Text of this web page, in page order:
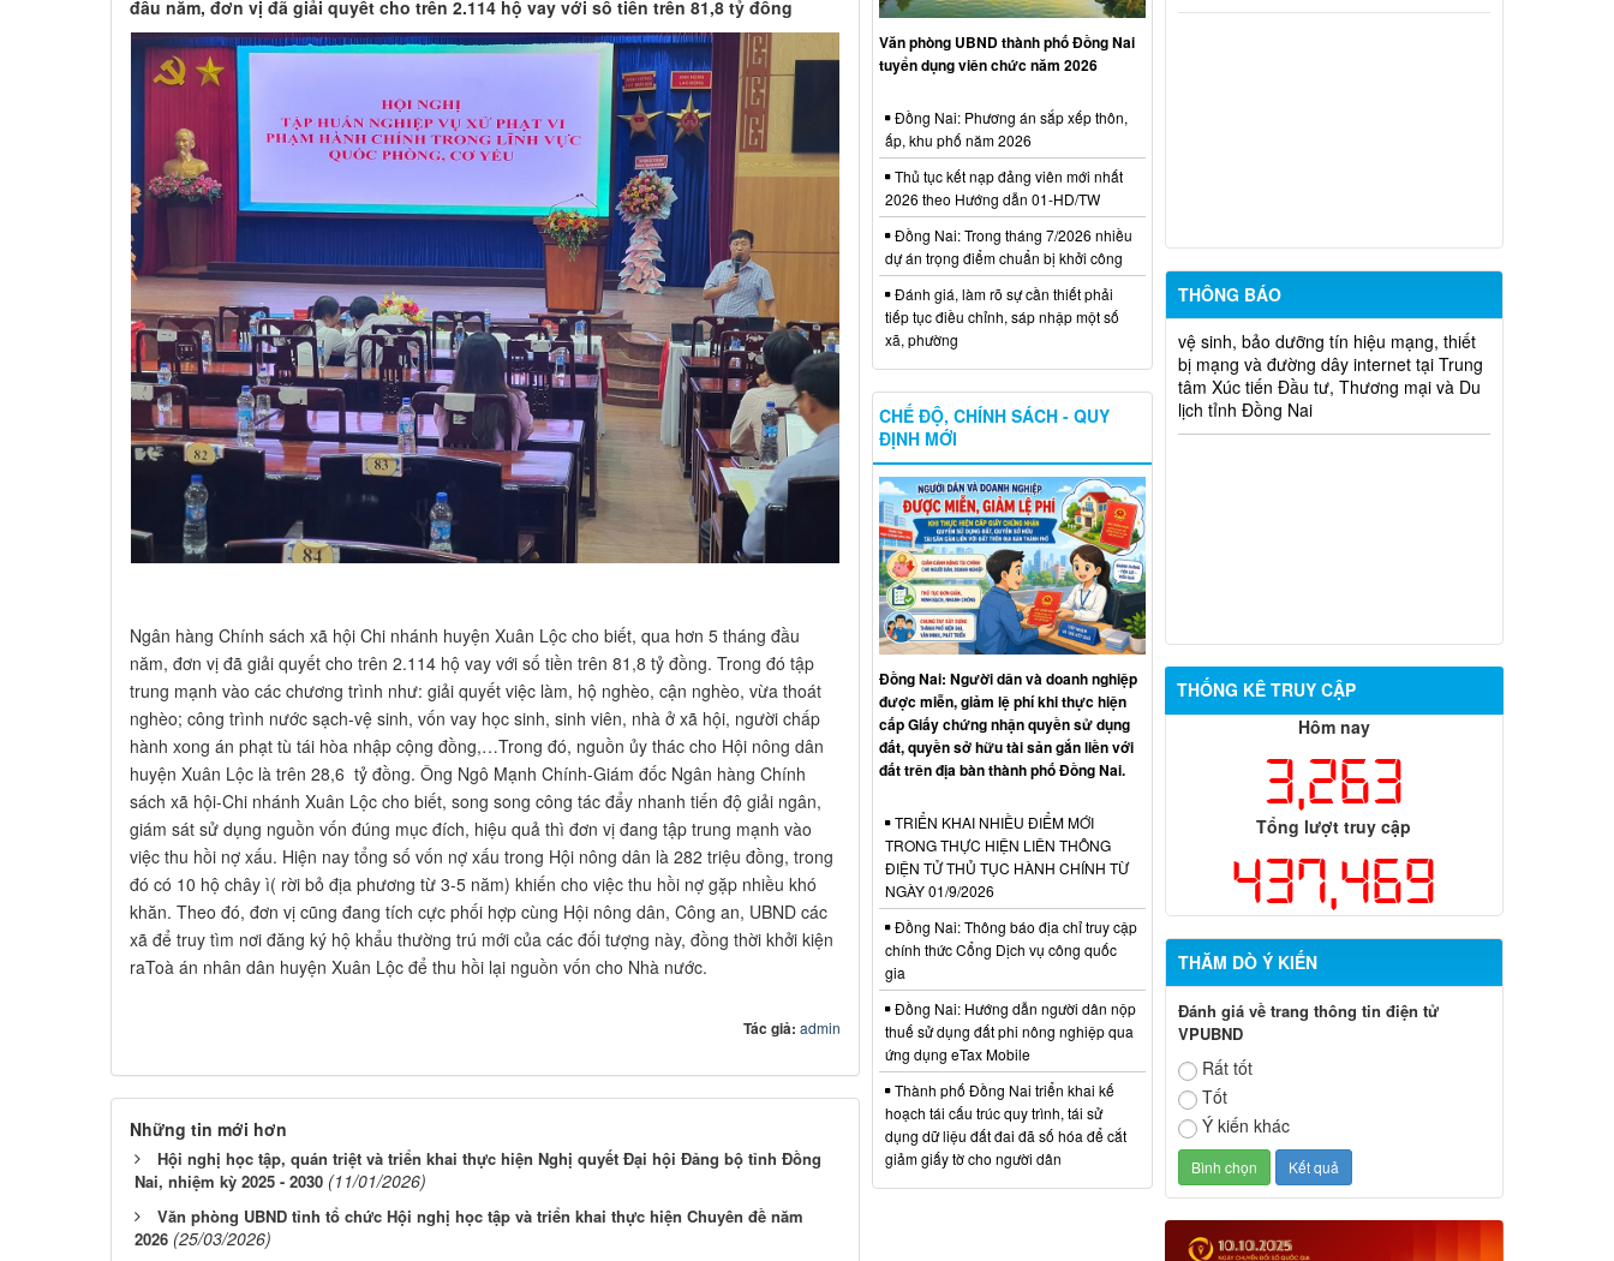
đầu năm, đơn vị đã giải quyết cho trên 2.114 hộ vay với số tiền trên 81,8 tỷ đồng
Ngân hàng Chính sách xã hội Chi nhánh huyện Xuân Lộc cho biết, qua hơn 5 tháng đầu
năm, đơn vị đã giải quyết cho trên 2.114 hộ vay với số tiền trên 81,8 tỷ đồng. Trong đó tập
trung mạnh vào các chương trình như: giải quyết việc làm, hộ nghèo, cận nghèo, vừa thoát
nghèo; công trình nước sạch-vệ sinh, vốn vay học sinh, sinh viên, nhà ở xã hội, người chấp
hành xong án phạt tù tái hòa nhập cộng đồng,…Trong đó, nguồn ủy thác cho Hội nông dân
huyện Xuân Lộc là trên 28,6 tỷ đồng. Ông Ngô Mạnh Chính-Giám đốc Ngân hàng Chính
sách xã hội-Chi nhánh Xuân Lộc cho biết, song song công tác đẩy nhanh tiến độ giải ngân,
giám sát sử dụng nguồn vốn đúng mục đích, hiệu quả thì đơn vị đang tập trung mạnh vào
việc thu hồi nợ xấu. Hiện nay tổng số vốn nợ xấu trong Hội nông dân là 282 triệu đồng, trong
đó có 10 hộ chây ì( rời bỏ địa phương từ 3-5 năm) khiến cho việc thu hồi nợ gặp nhiều khó
khăn. Theo đó, đơn vị cũng đang tích cực phối hợp cùng Hội nông dân, Công an, UBND các
xã để truy tìm nơi đăng ký hộ khẩu thường trú mới của các đối tượng này, đồng thời khởi kiện
raToà án nhân dân huyện Xuân Lộc để thu hồi lại nguồn vốn cho Nhà nước.
Tác giả: admin
Những tin mới hơn
Hội nghị học tập, quán triệt và triển khai thực hiện Nghị quyết Đại hội Đảng bộ tỉnh Đồng
Nai, nhiệm kỳ 2025 - 2030 (11/01/2026)
Văn phòng UBND tỉnh tổ chức Hội nghị học tập và triển khai thực hiện Chuyên đề năm
2026 (25/03/2026)
THÔNG BÁO
Thông báo phát sóng phóng sự tuyên
thực hiện Đồng bộ, nâng cấp, thay thế
vệ sinh, bảo dưỡng tín hiệu mạng, thiết
bị mạng và đường dây internet tại Trung
tâm Xúc tiến Đầu tư, Thương mại và Du
lịch tỉnh Đồng Nai
THỐNG KÊ TRUY CẬP
Hôm nay
3,263
Tổng lượt truy cập
437,469
THĂM DÒ Ý KIẾN
Đánh giá về trang thông tin điện tử
VPUBND
Rất tốt
Tốt
Ý kiến khác
Văn phòng UBND thành phố Đồng Nai
tuyển dụng viên chức năm 2026
Đồng Nai: Phương án sắp xếp thôn,
ấp, khu phố năm 2026
Thủ tục kết nạp đảng viên mới nhất
2026 theo Hướng dẫn 01-HD/TW
Đồng Nai: Trong tháng 7/2026 nhiều
dự án trọng điểm chuẩn bị khởi công
Đánh giá, làm rõ sự cần thiết phải
tiếp tục điều chỉnh, sáp nhập một số
xã, phường
CHẾ ĐỘ, CHÍNH SÁCH - QUY
ĐỊNH MỚI
Đồng Nai: Người dân và doanh nghiệp
được miễn, giảm lệ phí khi thực hiện
cấp Giấy chứng nhận quyền sử dụng
đất, quyền sở hữu tài sản gắn liền với
đất trên địa bàn thành phố Đồng Nai.
TRIỂN KHAI NHIỀU ĐIỂM MỚI
TRONG THỰC HIỆN LIÊN THÔNG
ĐIỆN TỬ THỦ TỤC HÀNH CHÍNH TỪ
NGÀY 01/9/2026
Đồng Nai: Thông báo địa chỉ truy cập
chính thức Cổng Dịch vụ công quốc
gia
Đồng Nai: Hướng dẫn người dân nộp
thuế sử dụng đất phi nông nghiệp qua
ứng dụng eTax Mobile
Thành phố Đồng Nai triển khai kế
hoạch tái cấu trúc quy trình, tái sử
dụng dữ liệu đất đai đã số hóa để cắt
giảm giấy tờ cho người dân